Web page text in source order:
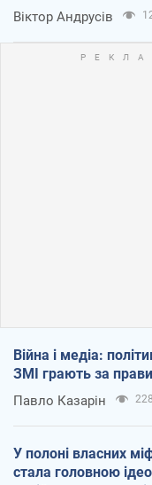
Віктор Андрусів
Війна і медіа:
ЗМІ грають за
Павло Казарін 228
У полоні власних
стала головною